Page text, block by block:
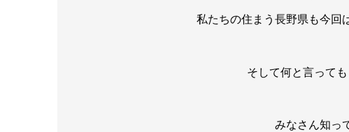
私たちの住まう長野県も今回
そして何と言って
みなさん知っ